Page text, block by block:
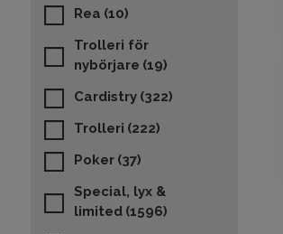
Rea (10)
Trolleri för
nybörjare (19)
Cardistry (322)
Trolleri (222)
Poker (37)
Special, lyx &
limited (1596)